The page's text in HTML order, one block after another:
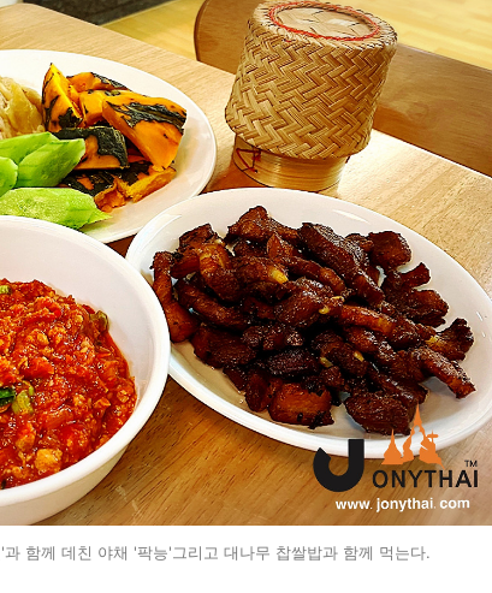
함께 데친 야채 '팍능'그리고 대나무 찹쌀밥과 함께 먹는다.